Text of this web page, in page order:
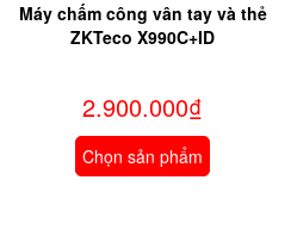
T6735/T6736
Máy chấm công vân tay và thẻ
ZKTeco X990C+ID
2.900.000₫
Chọn sản phẩm